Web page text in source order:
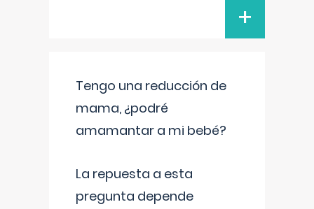
+
Tengo una reducción de
mama, ¿podré
amamantar a mi bebé?
La repuesta a esta
pregunta depende